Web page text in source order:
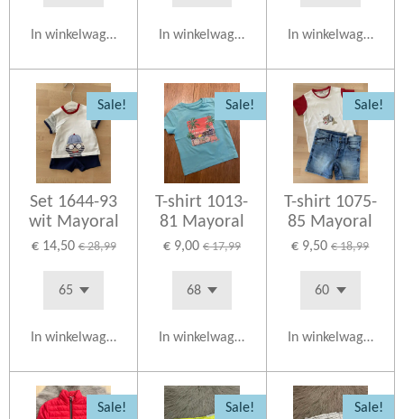
In winkelwagen In winkelwagen In winkelwagen
Sale!
Set 1644-93
wit Mayoral
€ 14,50 € 28,99
In winkelwagen
Sale!
T-shirt 1013-
81 Mayoral
€ 9,00 € 17,99
In winkelwagen
Sale!
T-shirt 1075-
85 Mayoral
€ 9,50 € 18,99
In winkelwagen
Sale! Sale! Sale!